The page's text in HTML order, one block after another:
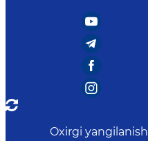
Oxirgi yangilanish